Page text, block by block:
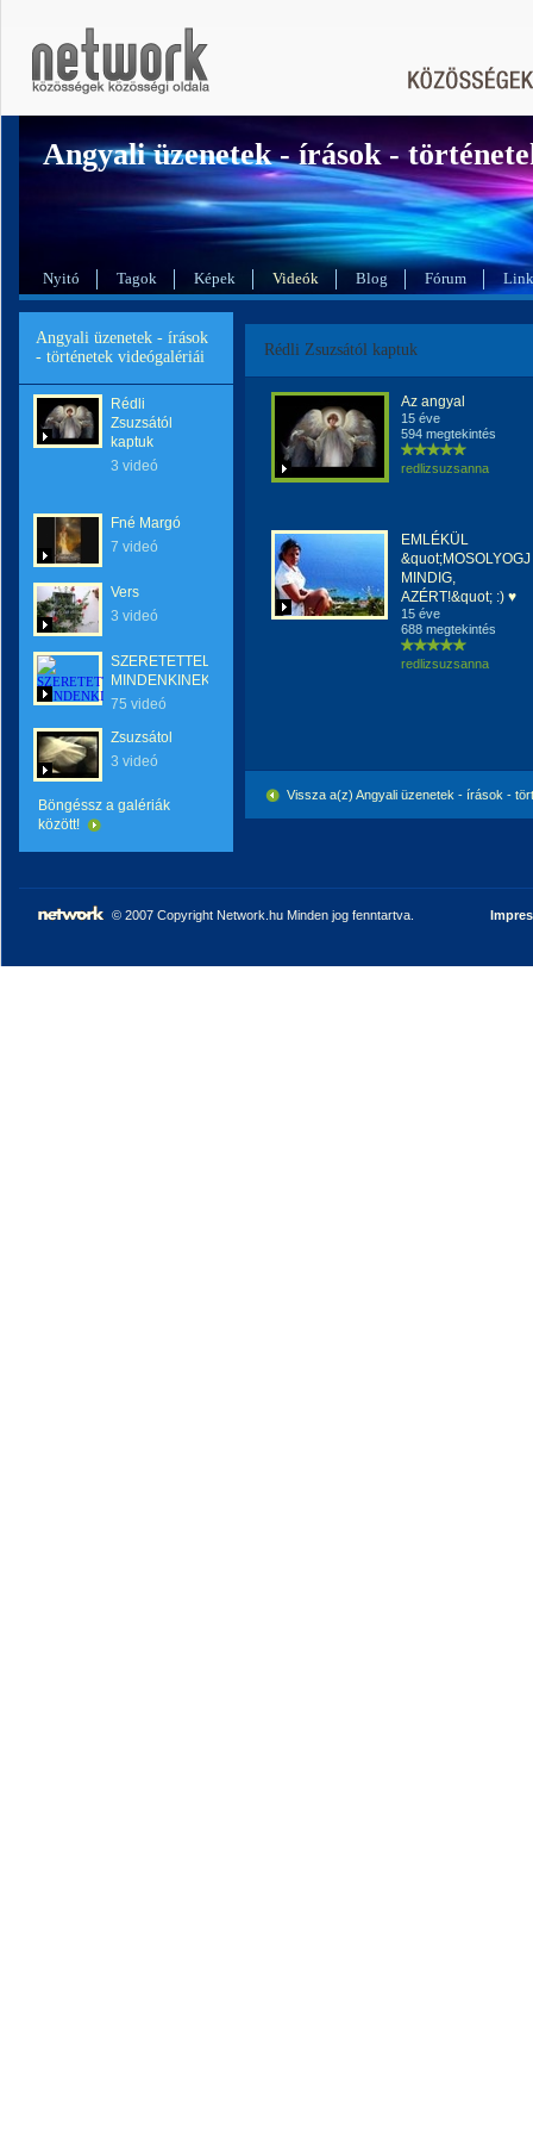
Angyali üzenetek - írások -
Nyitó Tagok Képek Videók Blog Fórum
Angyali üzenetek - írások
- történetek videógalériái
Rédli
Zsuzsától
kaptuk
3 videó
Fné Margó
7 videó
Vers
3 videó
SZERETETTEL
MINDENKINEK
75 videó
Zsuzsátol
3 videó
Böngéssz a galériák
között!
Rédli Zsuzsától kaptuk
Az angyal
15 éve
594 megtekintés
redlizsuzsanna
EMLÉKÜL
&quot;MOSOLYOGJ
MINDIG,
AZÉRT!&quot; :) ♥
15 éve
688 megtekintés
redlizsuzsanna
Vissza a(z) Angyali üzenetek - írások -
© 2007 Copyright Network.hu Minden jog fenntartva.